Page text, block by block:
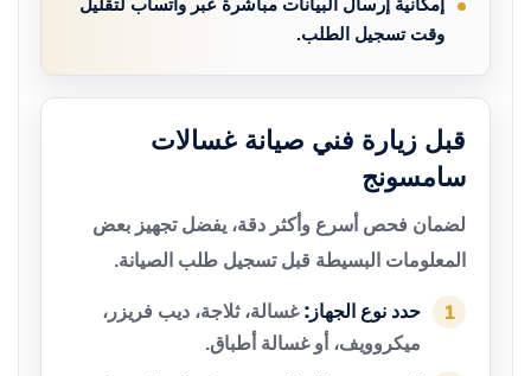
إمكانية إرسال البيانات مباشرة عبر واتساب لتقليل
وقت تسجيل الطلب.
قبل زيارة فني صيانة غسالات
سامسونج
لضمان فحص أسرع وأكثر دقة، يفضل تجهيز بعض
المعلومات البسيطة قبل تسجيل طلب الصيانة.
1 حدد نوع الجهاز: غسالة، ثلاجة، ديب فريزر،
ميكروويف، أو غسالة أطباق.